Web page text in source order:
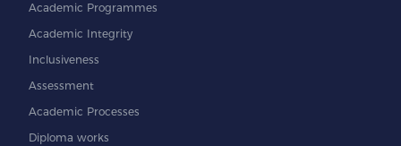
Academic Programmes
Academic Integrity
Inclusiveness
Assessment
Academic Processes
Diploma works